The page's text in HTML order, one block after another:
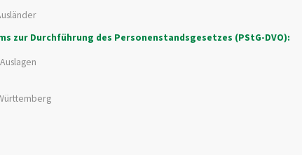
zur Durchführung des Personenstandsgesetzes (PStG-DVO):